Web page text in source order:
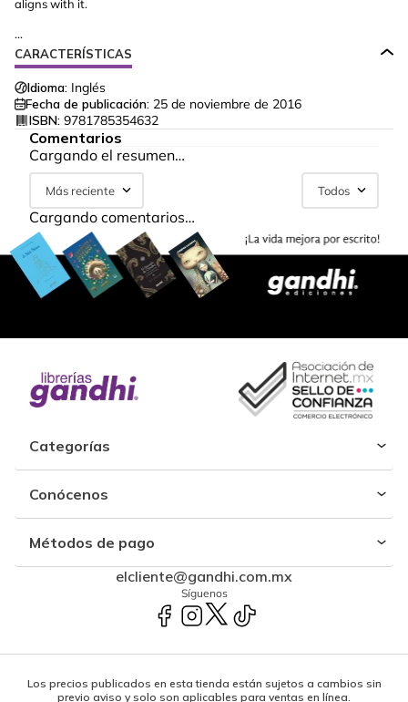
aligns with it.
...
CARACTERÍSTICAS
Idioma: Inglés
Fecha de publicación: 25 de noviembre de 2016
ISBN: 9781785354632
Comentarios
Cargando el resumen…
Más reciente Todos
Cargando comentarios…
Categorías
Conócenos
Métodos de pago
elcliente@gandhi.com.mx
Síguenos
Los precios publicados en esta tienda están sujetos a cambios sin
previo aviso y solo son aplicables para ventas en línea.